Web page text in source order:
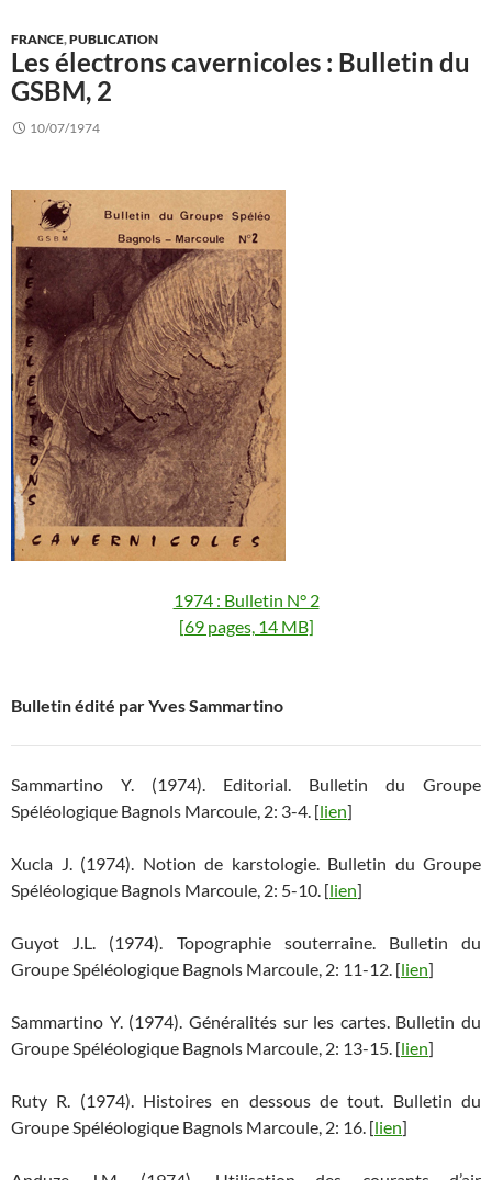
FRANCE,PUBLICATION
Les électrons cavernicoles : Bulletin du
GSBM, 2
10/07/1974
1974 : Bulletin N° 2
[69 pages, 14 MB]
Bulletin édité par Yves Sammartino
Sammartino Y. (1974). Editorial. Bulletin du Groupe
Spéléologique Bagnols Marcoule, 2: 3-4. [lien]
Xucla J. (1974). Notion de karstologie. Bulletin du Groupe
Spéléologique Bagnols Marcoule, 2: 5-10. [lien]
Guyot J.L. (1974). Topographie souterraine. Bulletin du
Groupe Spéléologique Bagnols Marcoule, 2: 11-12. [lien]
Sammartino Y. (1974). Généralités sur les cartes. Bulletin du
Groupe Spéléologique Bagnols Marcoule, 2: 13-15. [lien]
Ruty R. (1974). Histoires en dessous de tout. Bulletin du
Groupe Spéléologique Bagnols Marcoule, 2: 16. [lien]